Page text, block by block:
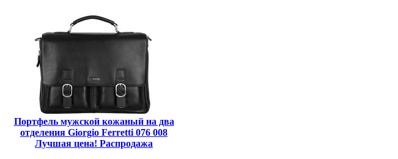
Портфель мужской кожаный на два
отделения Giorgio Ferretti 076 008
Лучшая цена! Распродажа